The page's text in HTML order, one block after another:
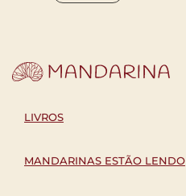
LIVROS
MANDARINAS ESTÃO LENDO